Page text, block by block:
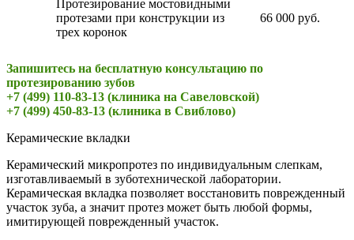
Протезирование мостовидными
протезами при конструкции из
трех коронок
66 000 руб.
Запишитесь на бесплатную консультацию по
протезированию зубов
+7 (499) 110-83-13 (клиника на Савеловской)
+7 (499) 450-83-13 (клиника в Свиблово)
Керамические вкладки
Керамический микропротез по индивидуальным слепкам,
изготавливаемый в зуботехнической лаборатории.
Керамическая вкладка позволяет восстановить поврежденный
участок зуба, а значит протез может быть любой формы,
имитирующей поврежденный участок.